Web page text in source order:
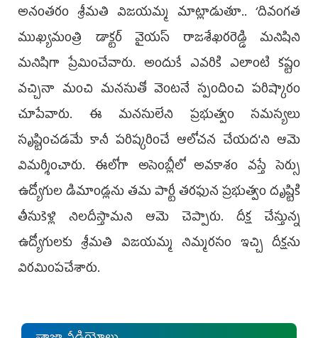
అనంతరం శ్రీమతి విజయమ్మ మాట్లాడుతూ.. ‘దివంగత
ముఖ్యమంత్రి డాక్టర్ వై‌యస్ రాజశేఖరరెడ్డి మనిషిని
మనిషిగా ప్రేమించేవా‌రు. అందుకే ఎవరికి ఎలాంటి కష్టం
వచ్చినా మంచి మనసుతో వెంటనే స్పందించి పరిష్కారం
చూపేవారు. ఈ మనసులేని ప్రభుత్వం సమస్యలు
సృష్టించడమే కానీ పరిష్కరించే ఆలోచన చేయద'ని ఆమె
విమర్శించారు. ఈలోగా అసెంబ్లీలో అవకాశం వస్తే సెర్సు
ఉద్యోగుల డిమాండ్లను తమ పార్టీ తరఫున ప్రభుత్వం దృష్టికి
తీసుకెళ్లి నిలదీస్తామని ఆమె చెప్పారు. దీక్ష చేస్తున్న
ఉద్యోగులకు శ్రీమతి విజయమ్మ నిమ్మరసం ఇచ్చి దీక్షను
విరమింపచేశారు.